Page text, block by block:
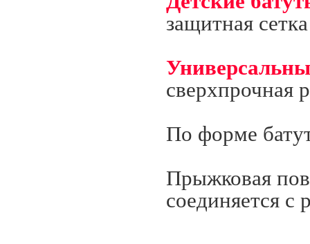
защитная
сверхпрочная
По форме
Прыжковая
соединяется